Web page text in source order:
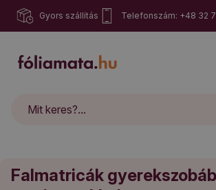
Gyors szállítás Telefonszám: +48 32
Falmatricák